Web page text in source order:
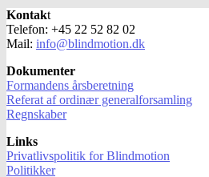
Share
Kontakt
Telefon: +45 22 52 82 02
Mail: info@blindmotion.dk
Dokumenter
Formandens årsberetning
Referat af ordinær generalforsamling
Regnskaber
Links
Privatlivspolitik for Blindmotion
Politikker